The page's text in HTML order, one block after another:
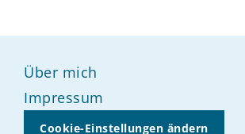
Über mich
Impressum
Cookie-Einstellungen ändern